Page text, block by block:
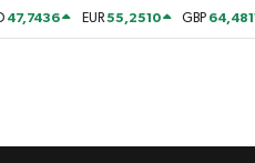
47,7436 EUR55,2510 GBP